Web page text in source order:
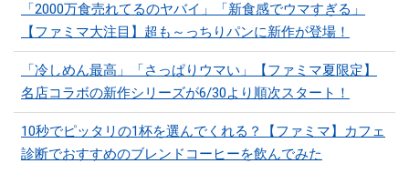
「2000万食売れてるのヤバイ」「新食感でウマすぎる」
【ファミマ大注目】超も～っちりパンに新作が登場！
「冷しめん最高」「さっぱりウマい」【ファミマ夏限定】
名店コラボの新作シリーズが6/30より順次スタート！
10秒でピッタリの1杯を選んでくれる？【ファミマ】カフェ
診断でおすすめのブレンドコーヒーを飲んでみた